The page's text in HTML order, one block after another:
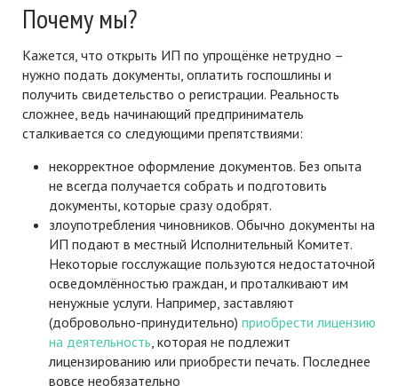
Почему мы?
Кажется, что открыть ИП по упрощёнке нетрудно –
нужно подать документы, оплатить госпошлины и
получить свидетельство о регистрации. Реальность
сложнее, ведь начинающий предприниматель
сталкивается со следующими препятствиями:
некорректное оформление документов. Без опыта
не всегда получается собрать и подготовить
документы, которые сразу одобрят.
злоупотребления чиновников. Обычно документы на
ИП подают в местный Исполнительный Комитет.
Некоторые госслужащие пользуются недостаточной
осведомлённостью граждан, и проталкивают им
ненужные услуги. Например, заставляют
(добровольно-принудительно) приобрести лицензию
на деятельность, которая не подлежит
лицензированию или приобрести печать. Последнее
вовсе необязательно